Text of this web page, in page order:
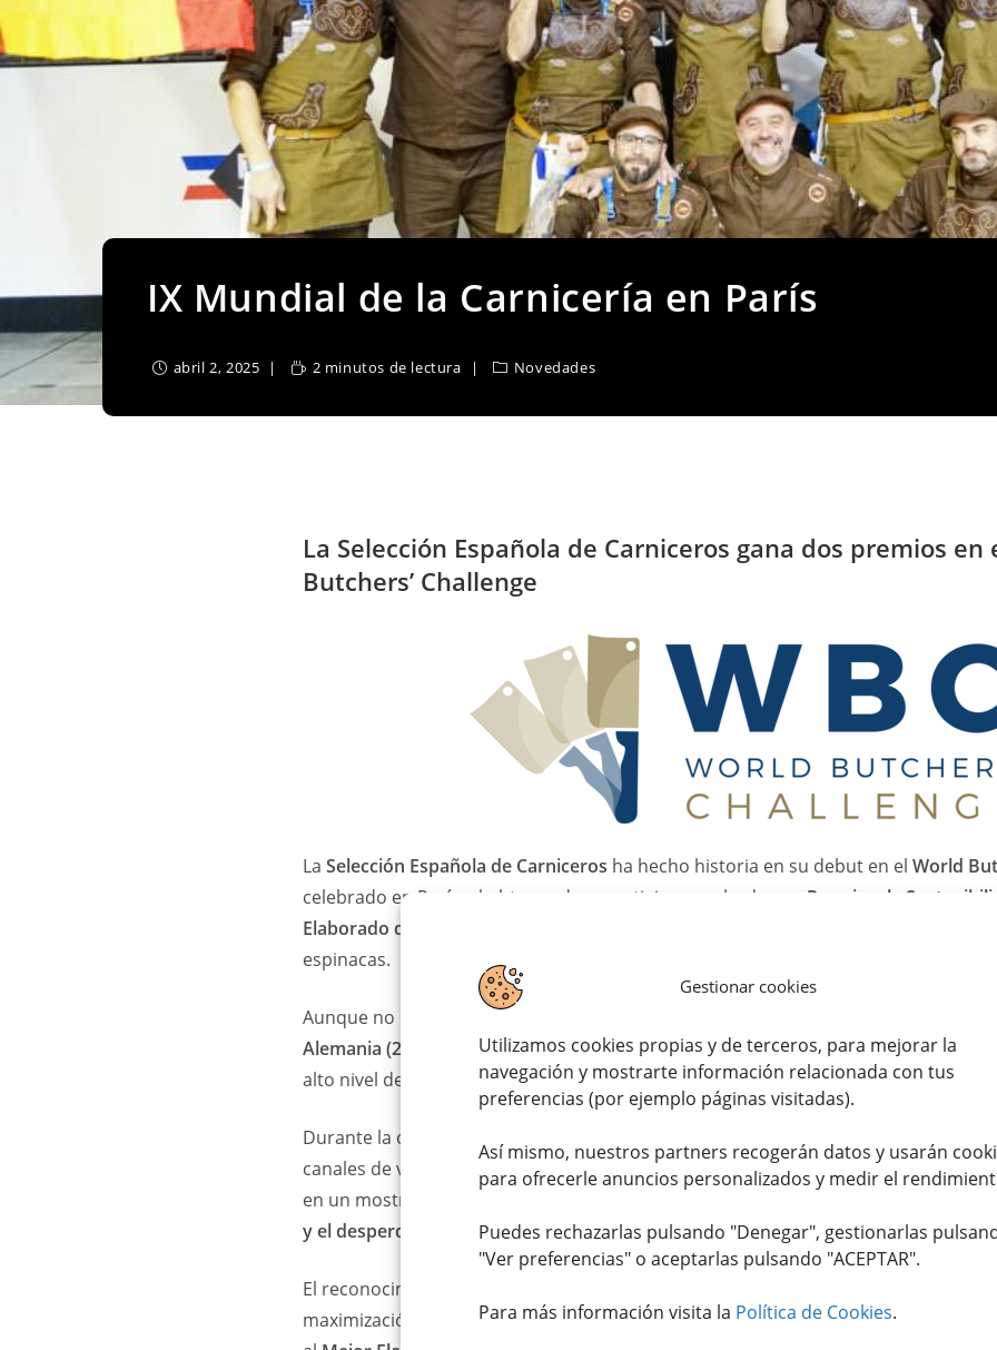
Gestionar cookies
Utilizamos cookies propias y de terceros, para mejorar la
navegación y mostrarte información relacionada con tus
preferencias (por ejemplo páginas visitadas).
Así mismo, nuestros partners recogerán datos y usarán
para ofrecerle anuncios personalizados y medir el
Puedes rechazarlas pulsando "Denegar", gestionarlas
"Ver preferencias" o aceptarlas pulsando "ACEPTAR".
Para más información visita la Política de Cookies.
IX Mundial de la Carnicería en París
abril 2, 2025 2 minutos de lectura Novedades
La Selección Española de Carniceros gana dos premios en
Butchers’ Challenge
La Selección Española de Carniceros ha hecho historia en su debut en el World
celebrado en París, al obtener dos prestigiosos galardones: Premio a la
Elaborado de Cerdo
por su receta de “Pinchitos multicolor”, a base de magro de
espinacas.
Aunque no lograron subirse al podio, donde destacaron selecciones veteranas
Alemania (2º) y Australia (3º), el equipo español regresó con un enorme
alto nivel de la carnicería en España.
Durante la competición, que reunió a
, los participantes tuvieron que
canales de vacuno, cerdo, cordero y pollo, además de preparar elaboraciones
en un mostrador final. Más allá de la técnica, el certamen evaluó aspectos como la
y el desperdicio cero .
El reconocimiento a la
destaca su
maximización del producto, la reducción de residuos y el uso de materiales